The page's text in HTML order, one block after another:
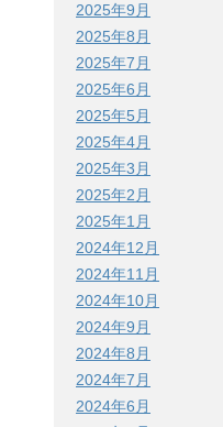
2025年9月
2025年8月
2025年7月
2025年6月
2025年5月
2025年4月
2025年3月
2025年2月
2025年1月
2024年12月
2024年11月
2024年10月
2024年9月
2024年8月
2024年7月
2024年6月